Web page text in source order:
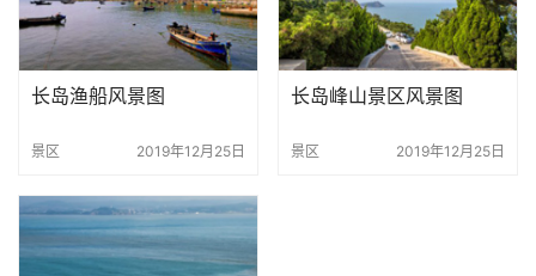
长岛渔船风景图
景区 2019年12月25日
长岛峰山景区风景图
景区 2019年12月25日